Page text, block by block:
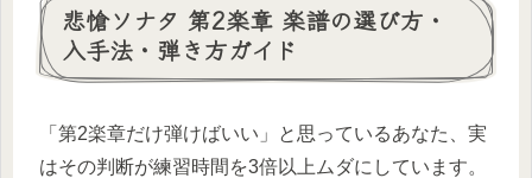
悲愴ソナタ 第2楽章 楽譜の選び方・
入手法・弾き方ガイド
「第2楽章だけ弾けばいい」と思っているあなた、実
はその判断が練習時間を3倍以上ムダにしています。